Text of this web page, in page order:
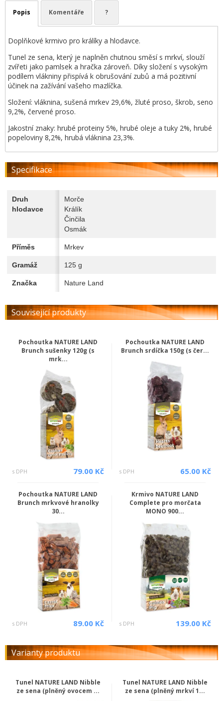
Popis Komentáře ?
Doplňkové krmivo pro králíky a hlodavce.
Tunel ze sena, který je naplněn chutnou směsí s mrkví, slouží
zvířeti jako pamlsek a hračka zároveň. Díky složení s vysokým
podílem vlákniny přispívá k obrušování zubů a má pozitivní
účinek na zažívání vašeho mazlíčka.
Složení: vláknina, sušená mrkev 29,6%, žluté proso, škrob, seno
9,2%, červené proso.
Jakostní znaky: hrubé proteiny 5%, hrubé oleje a tuky 2%, hrubé
popeloviny 8,2%, hrubá vláknina 23,3%.
Specifikace
Druh
hlodavce
Morče
Králík
Činčila
Osmák
Příměs Mrkev
Gramáž 125 g
Značka Nature Land
Související produkty
Pochoutka NATURE LAND
Brunch sušenky 120g (s
mrk...
s DPH 79.00 Kč
Pochoutka NATURE LAND
Brunch srdíčka 150g (s čer...
s DPH 65.00 Kč
Pochoutka NATURE LAND
Brunch mrkvové hranolky
30...
s DPH 89.00 Kč
Krmivo NATURE LAND
Complete pro morčata
MONO 900...
s DPH 139.00 Kč
Varianty produktu
Tunel NATURE LAND Nibble
ze sena (plněný ovocem ...
Tunel NATURE LAND Nibble
ze sena (plněný mrkví 1...